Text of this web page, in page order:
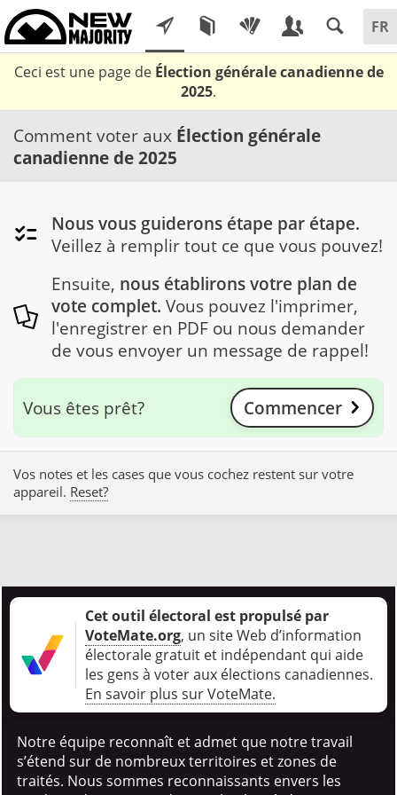
Ceci est une page de Élection générale canadienne de
2025.
Comment voter aux Élection générale
canadienne de 2025
Nous vous guiderons étape par étape.
Veillez à remplir tout ce que vous pouvez!
Ensuite, nous établirons votre plan de
vote complet. Vous pouvez l'imprimer,
l'enregistrer en PDF ou nous demander
de vous envoyer un message de rappel!
Vous êtes prêt? Commencer
Vos notes et les cases que vous cochez restent sur votre
appareil. Reset?
Cet outil électoral est propulsé par
VoteMate.org, un site Web d’information
électorale gratuit et indépendant qui aide
les gens à voter aux élections canadiennes.
En savoir plus sur VoteMate.
Notre équipe reconnaît et admet que notre travail
s’étend sur de nombreux territoires et zones de
traités. Nous sommes reconnaissants envers les